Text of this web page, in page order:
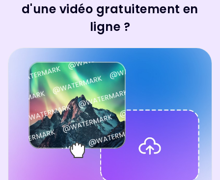
d'une vidéo gratuitement en
ligne ?